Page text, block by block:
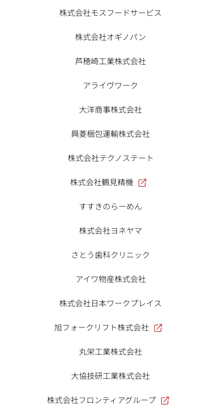
株式会社モスフードサービス
株式会社オギノパン
芦穂崎工業株式会社
アライヴワーク
大洋商事株式会社
興菱梱包運輸株式会社
株式会社テクノステート
株式会社鶴見精機
すすきのらーめん
株式会社ヨネヤマ
さとう歯科クリニック
アイワ物産株式会社
株式会社日本ワークプレイス
旭フォークリフト株式会社
丸栄工業株式会社
大協技研工業株式会社
株式会社フロンティアグループ